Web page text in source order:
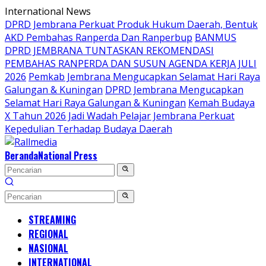
Langsung
ke
konten
International News
DPRD Jembrana Perkuat Produk Hukum Daerah, Bentuk
AKD Pembahas Ranperda Dan Ranperbup BANMUS
DPRD JEMBRANA TUNTASKAN REKOMENDASI
PEMBAHAS RANPERDA DAN SUSUN AGENDA KERJA JULI
2026 Pemkab Jembrana Mengucapkan Selamat Hari Raya
Galungan & Kuningan DPRD Jembrana Mengucapkan
Selamat Hari Raya Galungan & Kuningan Kemah Budaya
X Tahun 2026 Jadi Wadah Pelajar Jembrana Perkuat
Kepedulian Terhadap Budaya Daerah
BerandaNational Press
STREAMING
REGIONAL
NASIONAL
INTERNATIONAL